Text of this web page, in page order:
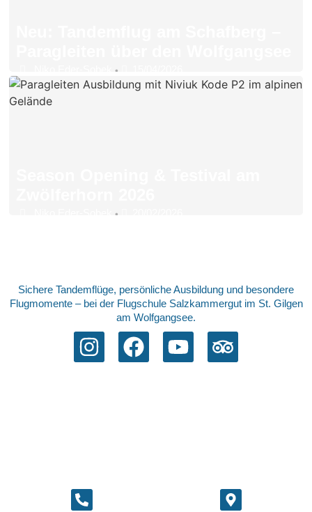
•
•
Sichere Tandemflüge, persönliche Ausbildung und besondere
Flugmomente – bei der Flugschule Salzkammergut im St. Gilgen
am Wolfgangsee.